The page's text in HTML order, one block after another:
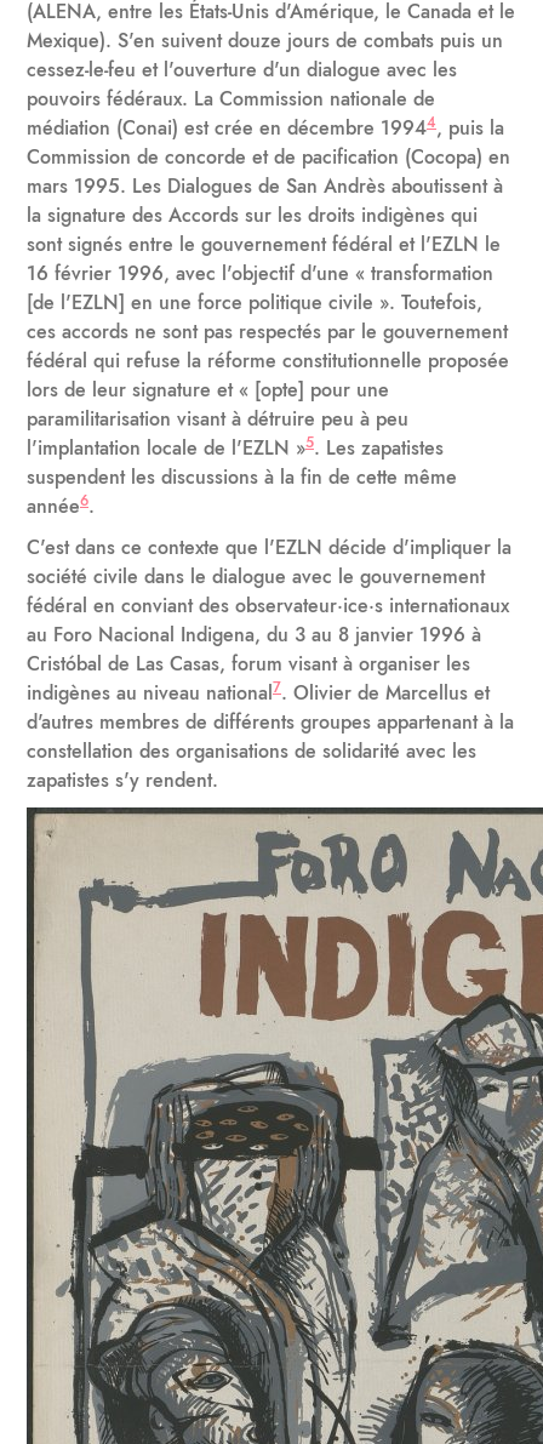
(ALENA, entre les États-Unis d'Amérique, le Canada et le
Mexique). S'en suivent douze jours de combats puis un
cessez-le-feu et l'ouverture d'un dialogue avec les
pouvoirs fédéraux. La Commission nationale de
médiation (Conai) est crée en décembre 19944, puis la
Commission de concorde et de pacification (Cocopa) en
mars 1995. Les Dialogues de San Andrès aboutissent à
la signature des Accords sur les droits indigènes qui
sont signés entre le gouvernement fédéral et l'EZLN le
16 février 1996, avec l'objectif d'une « transformation
[de l'EZLN] en une force politique civile ». Toutefois,
ces accords ne sont pas respectés par le gouvernement
fédéral qui refuse la réforme constitutionnelle proposée
lors de leur signature et « [opte] pour une
paramilitarisation visant à détruire peu à peu
l'implantation locale de l'EZLN »5. Les zapatistes
suspendent les discussions à la fin de cette même
année6.
C'est dans ce contexte que l'EZLN décide d'impliquer la
société civile dans le dialogue avec le gouvernement
fédéral en conviant des observateur·ice·s internationaux
au Foro Nacional Indigena, du 3 au 8 janvier 1996 à
Cristóbal de Las Casas, forum visant à organiser les
indigènes au niveau national7. Olivier de Marcellus et
d'autres membres de différents groupes appartenant à la
constellation des organisations de solidarité avec les
zapatistes s'y rendent.